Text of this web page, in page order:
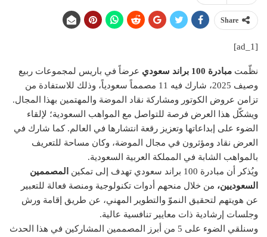
Share
[ad_1]
نظّمت مبادرة 100 براند سعودي
عرضاً في باريس لمجموعات ربيع
وصيف 2025، شارك فيه 11 مصمماً سعودياً، وذلك للاستفادة من
تزامن عروض الكوتور ومشاركة نقاد الموضة والمهتمين بهذا المجال.
ويشكّل هذا العرض فرصة للتواصل مع المواهب السعودية؛ لإلقاء
الضوء على إبداعاتها وتعزيز رقعة انتشارها في العالم. كما شارك في
العرض نقاد ومؤثرون في مجال الموضة، وكان مساحة للتعريف
بالمواهب الشابة في المملكة العربية السعودية.
ويُذكر أن مبادرة 100 براند سعودي تهدف إلى تمكين
المصممين
السعوديين، من خلال منحهم أدوات تكنولوجية ومنصة فعالة للتعبير
عن هويتهم لتحقيق النموّ والتطوير المهني، عن طريق إقامة ورش
وجلسات إرشادية ذات معايير تنافسية عالية.
وسنلقي الضوء على 5 من أبرز المصممين المشاركين في هذا الحدث